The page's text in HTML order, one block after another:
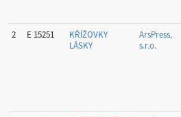
2 E 15251
KŘÍŽOVKY
LÁSKY
ArsPress,
s.r.o.